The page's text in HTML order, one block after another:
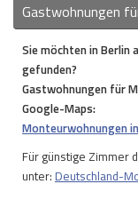
Gastwohnungen
Sie möchten in Berlin
gefunden?
Gastwohnungen für
Google-Maps:
Monteurwohnungen
Für günstige Zimmer
unter: Deutschland-